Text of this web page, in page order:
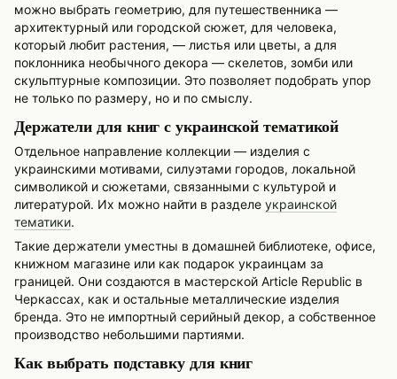
можно выбрать геометрию, для путешественника —
архитектурный или городской сюжет, для человека,
который любит растения, — листья или цветы, а для
поклонника необычного декора — скелетов, зомби или
скульптурные композиции. Это позволяет подобрать упор
не только по размеру, но и по смыслу.
Держатели для книг с украинской тематикой
Отдельное направление коллекции — изделия с
украинскими мотивами, силуэтами городов, локальной
символикой и сюжетами, связанными с культурой и
литературой. Их можно найти в разделе украинской
тематики.
Такие держатели уместны в домашней библиотеке, офисе,
книжном магазине или как подарок украинцам за
границей. Они создаются в мастерской Article Republic в
Черкассах, как и остальные металлические изделия
бренда. Это не импортный серийный декор, а собственное
производство небольшими партиями.
Как выбрать подставку для книг